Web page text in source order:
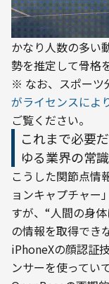
かなり人数の多い
勢を推定して骨格
※ なお、スポーツ
がライセンスによ
ご覧ください。
これまで必要
ゆる業界の常
こうした関節点情
ョンキャプチャー
すが、“人間の身
の情報を取得でき
iPhoneXの顔認証
ンサーを使ってい